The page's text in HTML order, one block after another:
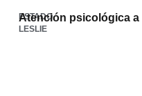
ESTADO
Atención psicológica a
LESLIE